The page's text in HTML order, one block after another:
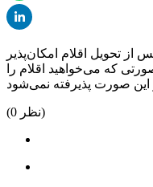
از تحویل اقلام امکان‌پذیر
که می‌خواهید اقلام را
(0 نظر)